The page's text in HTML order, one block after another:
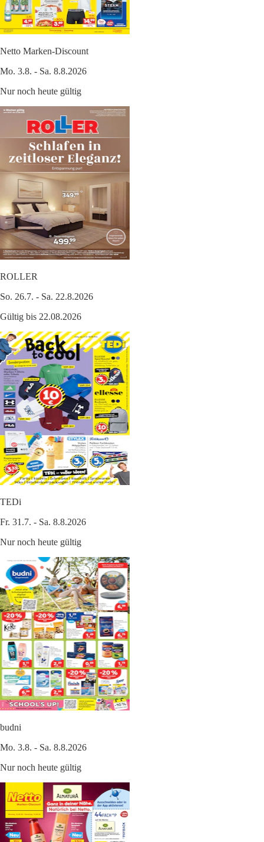
Netto Marken-Discount
Mo. 3.8. - Sa. 8.8.2026
Nur noch heute gültig
ROLLER
So. 26.7. - Sa. 22.8.2026
Gültig bis 22.08.2026
TEDi
Fr. 31.7. - Sa. 8.8.2026
Nur noch heute gültig
budni
Mo. 3.8. - Sa. 8.8.2026
Nur noch heute gültig